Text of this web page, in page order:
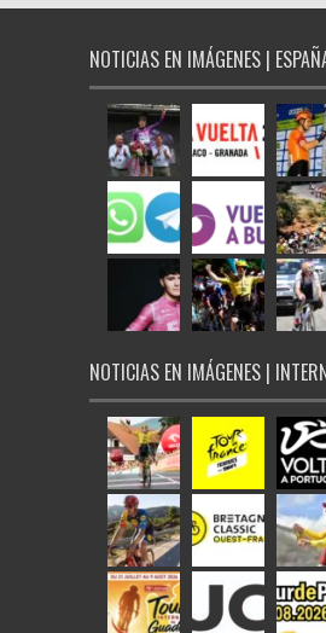
NOTICIAS EN IMÁGENES |
NOTICIAS EN IMÁGENES |